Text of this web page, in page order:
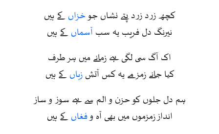
کچھ زرد زرد پتے نشاں جوخزاںکے ہیں
نیرنگ دل فریب یہ سبآسماںکے ہیں
اک آگ سی لگی ہے زمانے میں ہر طرف
کیا جانے زمزمے یہ کس آتش‌زباںکے ہیں
ہم دل جلوں کو حزن و الم سے ہے سوز و ساز
انداز زمزموں میں بھی آہ وفغاںکے ہیں